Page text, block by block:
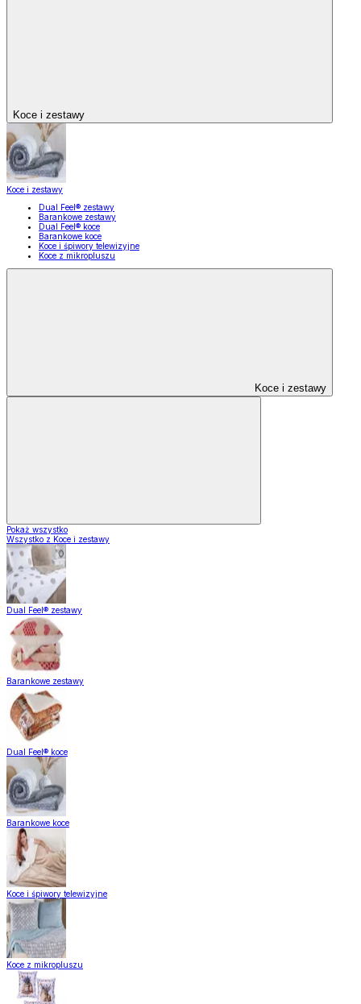
Koce i zestawy
Koce i zestawy
Dual Feel® zestawy
Barankowe zestawy
Dual Feel® koce
Barankowe koce
Koce i śpiwory telewizyjne
Koce z mikropluszu
Koce i zestawy
Pokaż wszystko
Wszystko z Koce i zestawy
Dual Feel® zestawy
Barankowe zestawy
Dual Feel® koce
Barankowe koce
Koce i śpiwory telewizyjne
Koce z mikropluszu